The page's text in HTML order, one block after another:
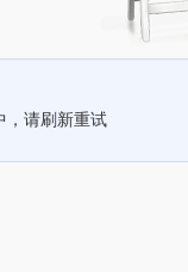
，请刷新重试